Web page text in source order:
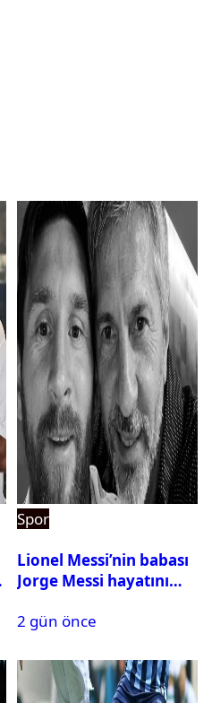
Spor
Lionel Messi’nin babası
Jorge Messi hayatını
2 gün önce